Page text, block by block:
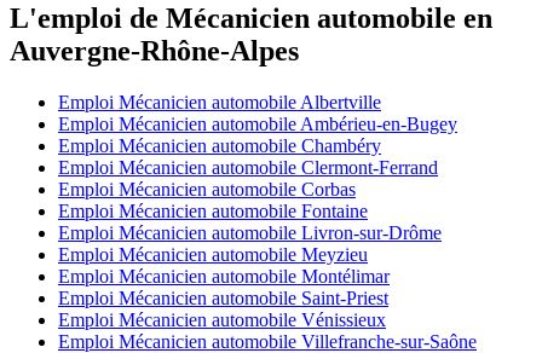
L'emploi de Mécanicien automobile en
Auvergne-Rhône-Alpes
Emploi Mécanicien automobile Albertville
Emploi Mécanicien automobile Ambérieu-en-Bugey
Emploi Mécanicien automobile Chambéry
Emploi Mécanicien automobile Clermont-Ferrand
Emploi Mécanicien automobile Corbas
Emploi Mécanicien automobile Fontaine
Emploi Mécanicien automobile Livron-sur-Drôme
Emploi Mécanicien automobile Meyzieu
Emploi Mécanicien automobile Montélimar
Emploi Mécanicien automobile Saint-Priest
Emploi Mécanicien automobile Vénissieux
Emploi Mécanicien automobile Villefranche-sur-Saône